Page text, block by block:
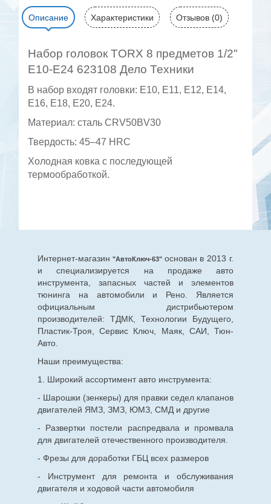
Описание Характеристики Отзывов (0)
Набор головок TORX 8 предметов 1/2"
Е10-Е24 623108 Дело Техники
В набор входят головки: Е10, Е11, Е12, Е14,
Е16, Е18, Е20, Е24.
Материал: сталь CRV50BV30
Твердость: 45–47 HRC
Холодная ковка с последующей
термообработкой.
Интернет-магазин "АвтоКлюч-63" основан в 2013 г.
и специализируется на продаже авто
инструмента, запасных частей и элементов
тюнинга на автомобили и Рено. Является
официальным дистрибьютером
производителей: ТДМК, Технологии Будущего,
Пластик-Троя, Сервис Ключ, Маяк, САИ, Тюн-
Авто.
Наши преимущества:
1. Широкий ассортимент авто инструмента:
- Шарошки (зенкеры) для правки седел клапанов
двигателей ЯМЗ, ЗМЗ, ЮМЗ, СМД и другие
- Развертки постели распредвала и промвала
для двигателей отечественного производителя.
- Фрезы для доработки ГБЦ всех размеров
- Инструмент для ремонта и обслуживания
двигателя и ходовой части автомобиля